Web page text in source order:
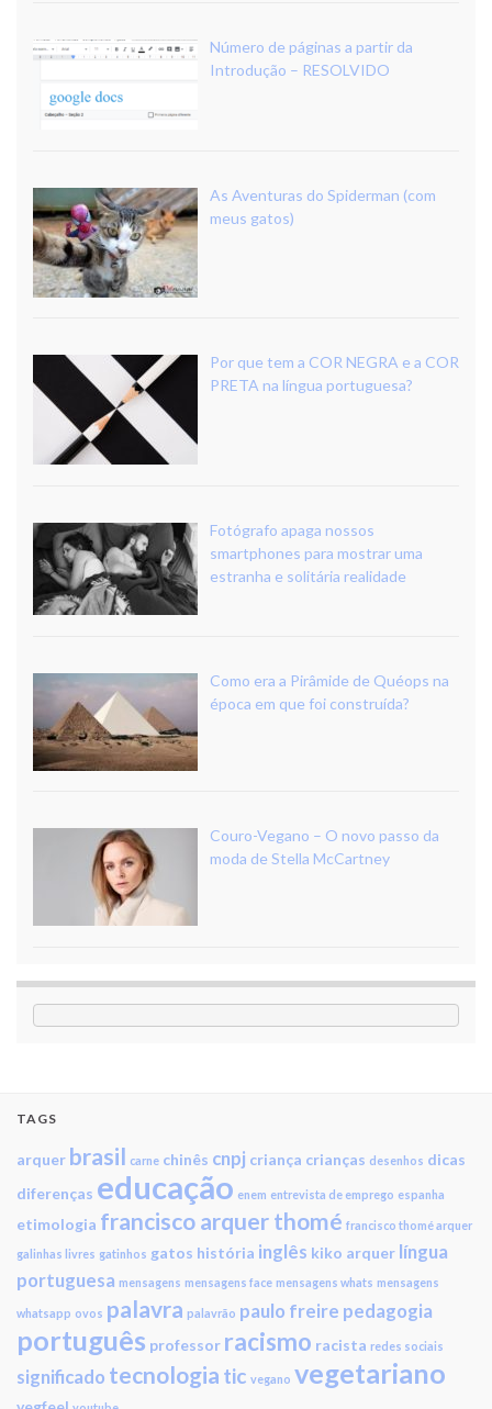
Número de páginas a partir da
Introdução – RESOLVIDO
As Aventuras do Spiderman (com
meus gatos)
Por que tem a COR NEGRA e a COR
PRETA na língua portuguesa?
Fotógrafo apaga nossos
smartphones para mostrar uma
estranha e solitária realidade
Como era a Pirâmide de Quéops na
época em que foi construída?
Couro-Vegano – O novo passo da
moda de Stella McCartney
TAGS
arquer brasil carne chinês cnpj criança crianças desenhos dicas
diferenças educação enem entrevista de emprego espanha
etimologia francisco arquer thomé francisco thomé arquer
galinhas livres gatinhos gatos história inglês kiko arquer língua
portuguesa mensagens mensagens face mensagens whats mensagens
whatsapp ovos palavra palavrão paulo freire pedagogia
português professor racismo racista redes sociais
significado tecnologia tic vegano vegetariano